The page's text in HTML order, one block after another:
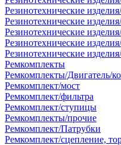
Резинотехнические
Резинотехнические
Резинотехнические
Резинотехнические
Резинотехнические
Ремкомплекты
Ремкомплекты/Двигатель/
Ремкомплект/мост
Ремкомплект/фильтра
Ремкомплект/ступицы
Ремкомплекты/прочие
Ремкомплект/Патрубки
Ремкомплект/сцепление,